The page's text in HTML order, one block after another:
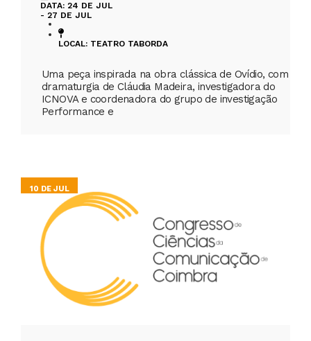
DATA: 24 DE JUL
- 27 DE JUL
LOCAL: TEATRO TABORDA
Uma peça inspirada na obra clássica de Ovídio, com
dramaturgia de Cláudia Madeira, investigadora do
ICNOVA e coordenadora do grupo de investigação
Performance e
10 DE JUL